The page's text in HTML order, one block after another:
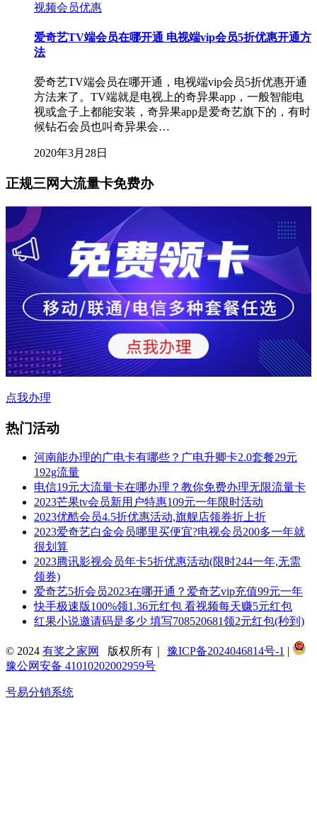
视频会员优惠
爱奇艺TV端会员在哪开通 电视端vip会员5折优惠开通方
法
爱奇艺TV端会员在哪开通，电视端vip会员5折优惠开通
方法来了。TV端就是电视上的奇异果app，一般智能电
视或盒子上都能安装，奇异果app是爱奇艺旗下的，有时
候钻石会员也叫奇异果会…
2020年3月28日
正规三网大流量卡免费办
点我办理
热门活动
河南能办理的广电卡有哪些？广电升卿卡2.0套餐29元
192g流量
电信19元大流量卡在哪办理？教你免费办理无限流量卡
2023芒果tv会员新用户特惠109元一年限时活动
2023优酷会员4.5折优惠活动,旗舰店领券折上折
2023爱奇艺白金会员哪里买便宜?电视会员200多一年就
很划算
2023腾讯影视会员年卡5折优惠活动(限时244一年,无需
领券)
爱奇艺5折会员2023在哪开通？爱奇艺vip充值99元一年
快手极速版100%领1.36元红包 看视频每天赚5元红包
红果小说邀请码是多少 填写708520681领2元红包(秒到)
© 2024 有奖之家网 版权所有｜ 豫ICP备2024046814号-1 |
豫公网安备 41010202002959号
号易分销系统